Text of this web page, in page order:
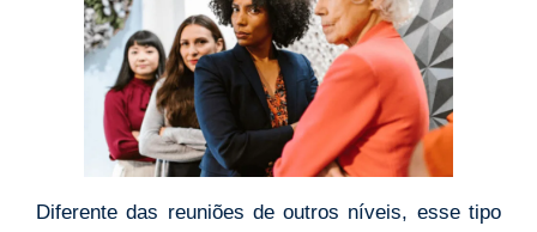
Diferente das reuniões de outros níveis, esse tipo